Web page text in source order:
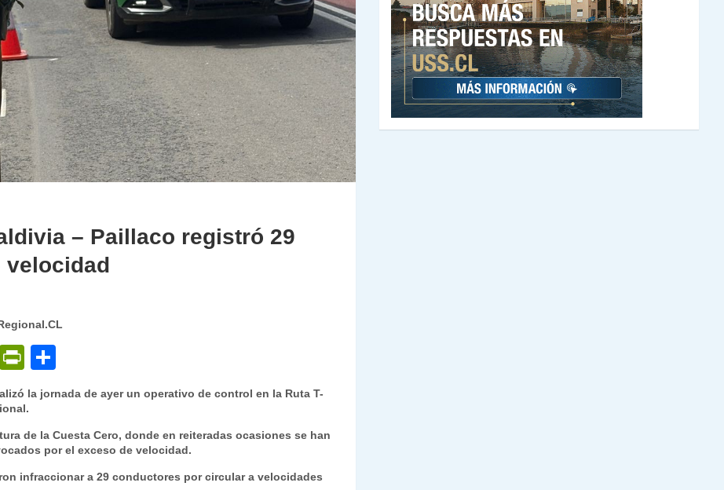
– Paillaco registró 29
P
ri
P
ri
nt
Fr
ie
n
p
ar
tir
la jornada de ayer un operativo de control en la Ruta T-
de la Cuesta Cero, donde en reiteradas ocasiones se han
por el exceso de velocidad.
infraccionar a 29 conductores por circular a velocidades